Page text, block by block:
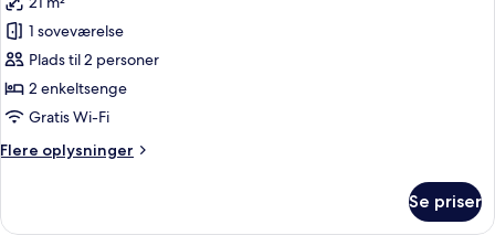
billeder
af
Deluxe-
værelse
-
enkeltsenge
1 soveværelse
Plads til 2 personer
2 enkeltsenge
Gratis Wi-Fi
Flere oplysninger
Flere
værelse
Se priser